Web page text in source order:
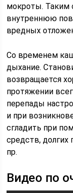
мокроты. Таким
внутреннюю
вредных
Со временем
дыхание.
возвращается
протяжении
перепады
и при
сгладить при
средств, долгих
пр.
Видео по